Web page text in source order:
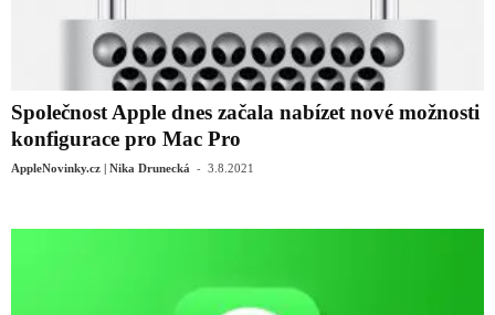
Společnost Apple dnes začala nabízet nové možnosti
konfigurace pro Mac Pro
AppleNovinky.cz | Nika Drunecká - 3.8.2021